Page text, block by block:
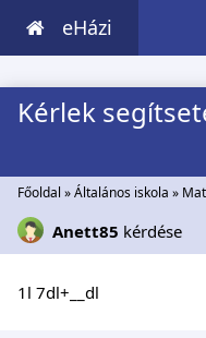
eHázi
Kérlek
Főoldal »Általános iskola »
Anett85 kérdése
1l 7dl+__dl